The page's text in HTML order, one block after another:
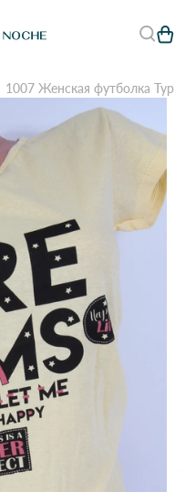
1007 Женская футболка